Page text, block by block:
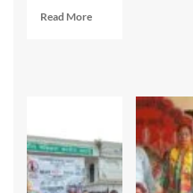
Read MoreRead
प्रवेशित
छात्र-
छात्राओं